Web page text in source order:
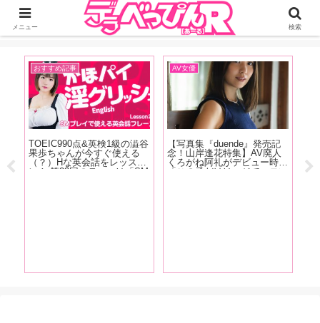
ジーオーティーが運営するちょっとHなニュースサイ。サイト内のリンクには
DMMアフィリエイトが含まれているものがあります
い
おすすめ記事
TOEIC990点&英検1級の澁谷
果歩ちゃんが今すぐ使える
（？）Hな英会話をレッス
ン！ 第23回のテーマは「SM
AV女優
【写真集『duende』発売記
念！山岸逢花特集】AV廃人
くろがね阿礼がデビュー時に
「この子だけはマジでエロい
ん
回
メニュー 検索